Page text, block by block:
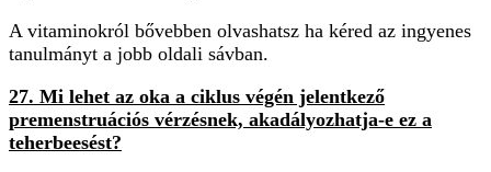
A vitaminokról bővebben olvashatsz ha kéred az ingyenes
tanulmányt a jobb oldali sávban.
27. Mi lehet az oka a ciklus végén jelentkező
premenstruációs vérzésnek, akadályozhatja-e ez a
teherbeesést?